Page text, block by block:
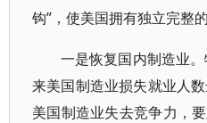
钩”，使美国拥有独立完整
一是恢复国内制造业
来美国制造业损失就业人
美国制造业失去竞争力，